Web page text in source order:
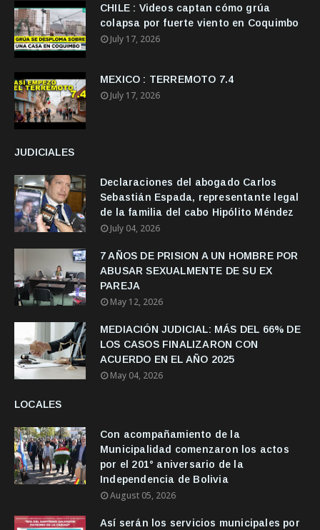
CHILE : Videos captan cómo grúa
colapsa por fuerte viento en Coquimbo
July 17, 2026
MEXICO : TERREMOTO 7.4
July 17, 2026
JUDICIALES
Declaraciones del abogado Carlos
Sebastián Espada, representante legal
de la familia del cabo Hipólito Méndez
July 04, 2026
7 AÑOS DE PRISION A UN HOMBRE POR
ABUSAR SEXUALMENTE DE SU EX
PAREJA
May 12, 2026
MEDIACIÓN JUDICIAL: MÁS DEL 66% DE
LOS CASOS FINALIZARON CON
ACUERDO EN EL AÑO 2025
May 04, 2026
LOCALES
Con acompañamiento de la
Municipalidad comenzaron los actos
por el 201° aniversario de la
Independencia de Bolivia
August 05, 2026
Así serán los servicios municipales por